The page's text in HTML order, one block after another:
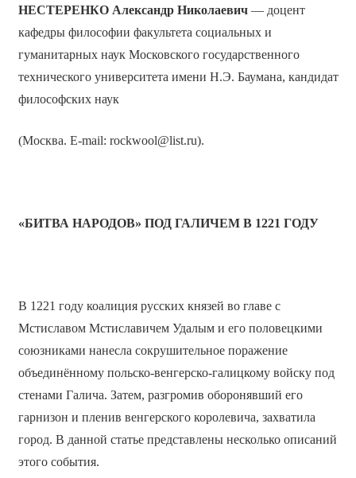
НЕСТЕРЕНКО Александр Николаевич— доцент
кафедры философии факультета социальных и
гуманитарных наук Московского государственного
технического университета имени Н.Э. Баумана, кандидат
философских наук
(Москва. E-mail: rockwool@list.ru).
«БИТВА НАРОДОВ» ПОД ГАЛИЧЕМ В 1221 ГОДУ
В 1221 году коалиция русских князей во главе с
Мстиславом Мстиславичем Удалым и его половецкими
союзниками нанесла сокрушительное поражение
объединённому польско-венгерско-галицкому войску под
стенами Галича. Затем, разгромив оборонявший его
гарнизон и пленив венгерского королевича, захватила
город. В данной статье представлены несколько описаний
этого события.